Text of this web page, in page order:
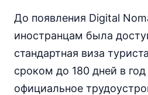
До появления Digital
иностранцам была
стандартная виза
сроком до 180 дней в год
официальное